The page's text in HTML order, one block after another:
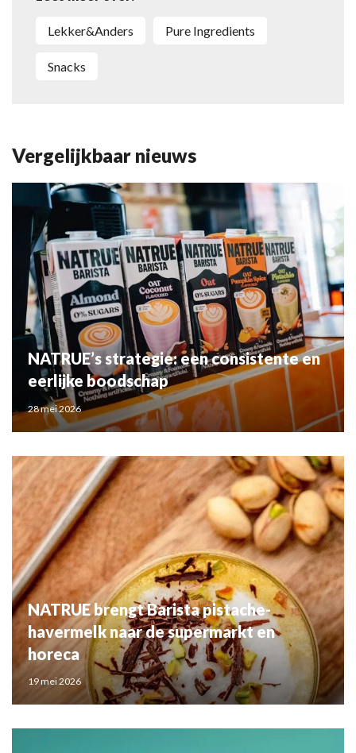
Lekker&Anders Pure Ingredients
snacks
Vergelijkbaar nieuws
NATRUE’s strategie: een consistente en
eerlijke boodschap
28 mei 2026
NATRUE brengt Barista pistache-
havermelk naar de supermarkt en
horeca
19 mei 2026